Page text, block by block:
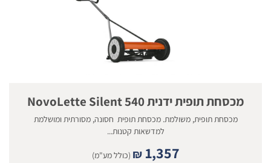
מכסחת תופית ידנית NovoLette Silent 540
מכסחת תופית, משולמת. מכסחת תופית חסונה, מסורתית ומושלמת
למדשאות קטנות...
₪ 1,357
(כולל מע"מ)